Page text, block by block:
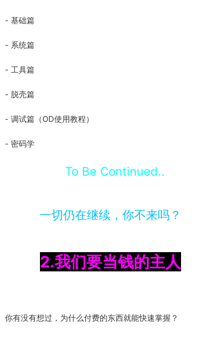
- 基础篇
- 系统篇
- 工具篇
- 脱壳篇
- 调试篇（OD使用教程）
- 密码学
To Be Continued..
一切仍在继续，你不来吗？
2.我们要当钱的主人
你有没有想过，为什么付费的东西就能快速掌握？